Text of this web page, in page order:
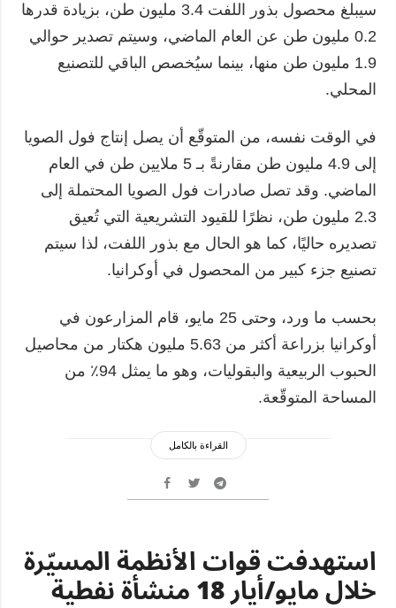
سيبلغ محصول بذور اللفت 3.4 مليون طن، بزيادة قدرها
0.2 مليون طن عن العام الماضي، وسيتم تصدير حوالي
1.9 مليون طن منها، بينما سيُخصص الباقي للتصنيع
المحلي.
في الوقت نفسه، من المتوقّع أن يصل إنتاج فول الصويا
إلى 4.9 مليون طن مقارنةً بـ 5 ملايين طن في العام
الماضي. وقد تصل صادرات فول الصويا المحتملة إلى
2.3 مليون طن، نظرًا للقيود التشريعية التي تُعيق
تصديره حاليًا، كما هو الحال مع بذور اللفت، لذا سيتم
تصنيع جزء كبير من المحصول في أوكرانيا.
بحسب ما ورد، وحتى 25 مايو، قام المزارعون في
أوكرانيا بزراعة أكثر من 5.63 مليون هكتار من محاصيل
الحبوب الربيعية والبقوليات، وهو ما يمثل 94٪ من
المساحة المتوقّعة.
القراءة بالكامل
استهدفت قوات الأنظمة المسيّرة
خلال مايو/أيار 18 منشأة نفطية